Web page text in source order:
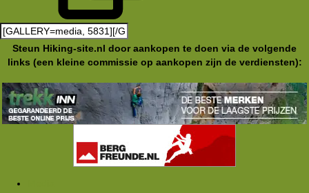
Steun Hiking-site.nl door aankopen te doen via de volgende
links (een kleine commissie op aankopen zijn de verdiensten):